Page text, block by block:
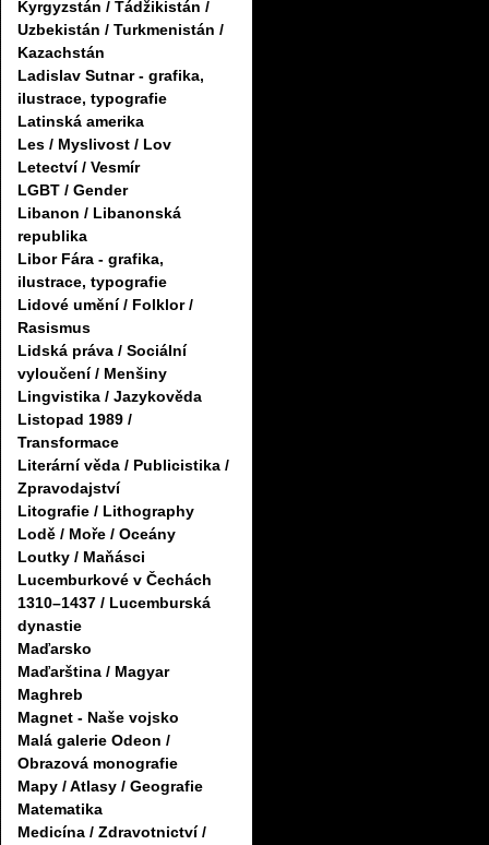
Kyrgyzstán / Tádžikistán /
Uzbekistán / Turkmenistán /
Kazachstán
Ladislav Sutnar - grafika,
ilustrace, typografie
Latinská amerika
Les / Myslivost / Lov
Letectví / Vesmír
LGBT / Gender
Libanon / Libanonská
republika
Libor Fára - grafika,
ilustrace, typografie
Lidové umění / Folklor /
Rasismus
Lidská práva / Sociální
vyloučení / Menšiny
Lingvistika / Jazykověda
Listopad 1989 /
Transformace
Literární věda / Publicistika /
Zpravodajství
Litografie / Lithography
Lodě / Moře / Oceány
Loutky / Maňásci
Lucemburkové v Čechách
1310–1437 / Lucemburská
dynastie
Maďarsko
Maďarština / Magyar
Maghreb
Magnet - Naše vojsko
Malá galerie Odeon /
Obrazová monografie
Mapy / Atlasy / Geografie
Matematika
Medicína / Zdravotnictví /